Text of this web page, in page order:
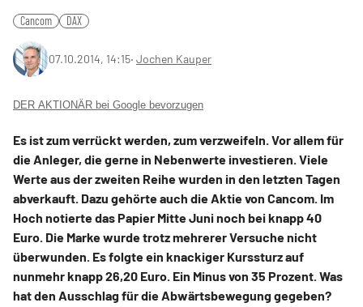
Cancom DAX
07.10.2014, 14:15‧ Jochen Kauper
DER AKTIONÄR bei Google bevorzugen
Es ist zum verrückt werden, zum verzweifeln. Vor allem für
die Anleger, die gerne in Nebenwerte investieren. Viele
Werte aus der zweiten Reihe wurden in den letzten Tagen
abverkauft. Dazu gehörte auch die Aktie von Cancom. Im
Hoch notierte das Papier Mitte Juni noch bei knapp 40
Euro. Die Marke wurde trotz mehrerer Versuche nicht
überwunden. Es folgte ein knackiger Kurssturz auf
nunmehr knapp 26,20 Euro. Ein Minus von 35 Prozent. Was
hat den Ausschlag für die Abwärtsbewegung gegeben?